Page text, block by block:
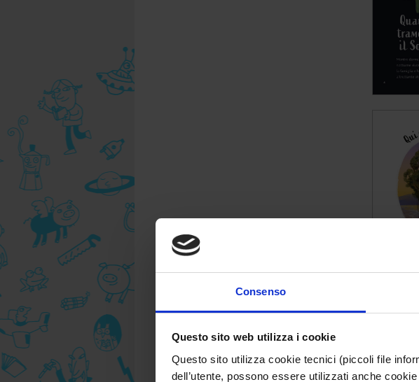
Consenso
Questo sito web utilizza i cookie
Questo sito utilizza cookie tecnici (piccoli file
dell’utente, possono essere utilizzati anche